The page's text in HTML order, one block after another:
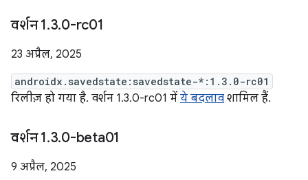
वर्शन 1.3.0-rc01
23 अप्रैल, 2025
androidx.savedstate:savedstate-*:1.3.0-rc01
रिलीज़ हो गया है. वर्शन 1.3.0-rc01 में ये बदलाव शामिल हैं.
वर्शन 1.3.0-beta01
9 अप्रैल, 2025